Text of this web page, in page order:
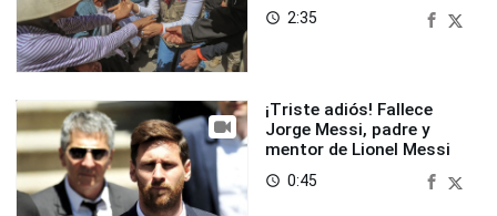
access_time 2:35
¡Triste adiós! Fallece
Jorge Messi, padre y
mentor de Lionel Messi
access_time 0:45